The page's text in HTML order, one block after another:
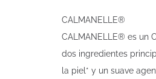
CALMANELLE®
CALMANELLE® es un
dos ingredientes
la piel* y un suave